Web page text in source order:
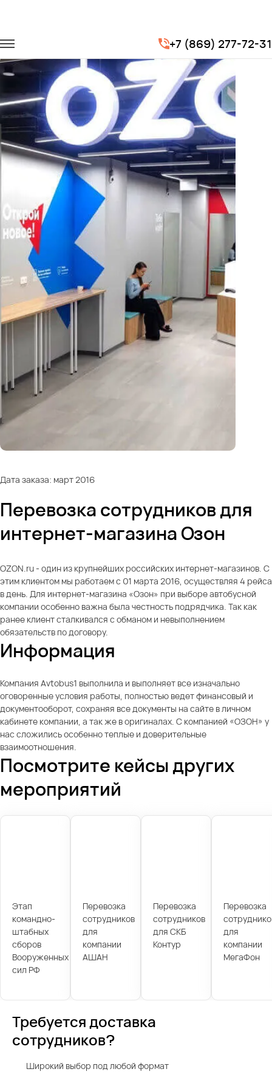
+7 (869) 277-72-31
Перевозка сотрудников
Перевозка сотрудников для интернет-магазина Озон
Дата заказа: март 2016
Перевозка сотрудников для
интернет-магазина Озон
OZON.ru - один из крупнейших российских интернет-магазинов. С
этим клиентом мы работаем с 01 марта 2016, осуществляя 4 рейса
в день. Для интернет-магазина «Озон» при выборе автобусной
компании особенно важна была честность подрядчика. Так как
ранее клиент сталкивался с обманом и невыполнением
обязательств по договору.
Информация
Компания Avtobus1 выполнила и выполняет все изначально
оговоренные условия работы, полностью ведет финансовый и
документооборот, сохраняя все документы на сайте в личном
кабинете компании, а так же в оригиналах. С компанией «ОЗОН» у
нас сложились особенно теплые и доверительные
взаимоотношения.
Посмотрите кейсы других
мероприятий
Этап
командно-
штабных
сборов
Вооруженных
сил РФ
Перевозка
сотрудников
для
компании
АШАН
Перевозка
сотрудников
для СКБ
Контур
Перевозка
для
компании
МегаФон
Требуется доставка
сотрудников?
Широкий выбор под любой формат